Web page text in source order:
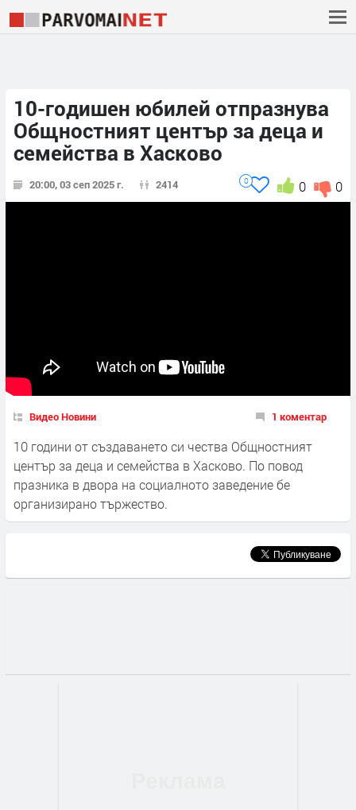
10-годишен юбилей отпразнува
Общностният център за деца и
семейства в Хасково
20:00, 03 сеп 2025 г. 2414 0
0
0
Видео Новини 1 коментар
10 години от създаването си чества Общностният
център за деца и семейства в Хасково. По повод
празника в двора на социалното заведение бе
организирано тържество.